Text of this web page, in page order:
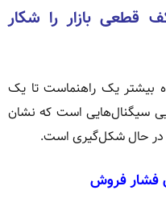
قطعی بازار را شکار
بیشتر یک راهنماست تا یک
سیگنال‌هایی است که نشان
در حال شکل‌گیری است.
فشار فروش